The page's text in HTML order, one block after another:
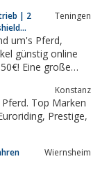
| 2
Teningen
um's Pferd,
günstig online
Reiten ihr Hobby
Konstanz
Top Marken
Wiernsheim